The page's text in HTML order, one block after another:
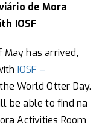
de Mora
IOSF
has arrived,
IOSF –
World Otter Day.
be able to find na
Activities Room